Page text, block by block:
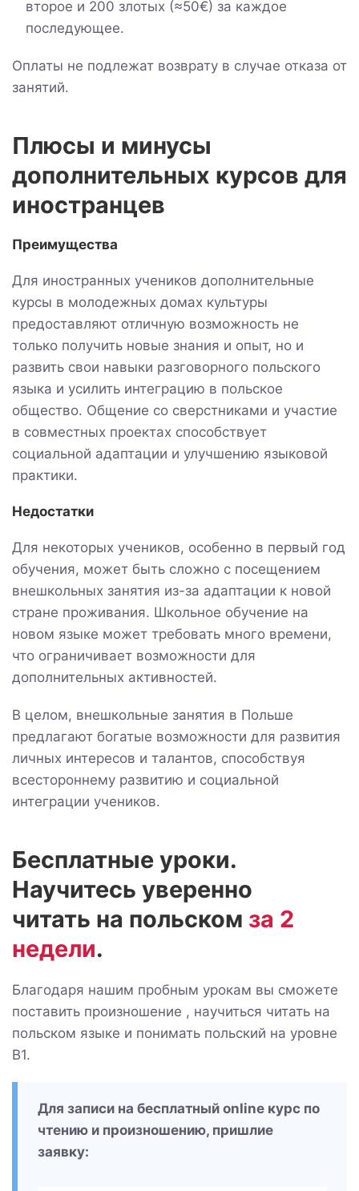
второе и 200 злотых (≈50€) за каждое
последующее.
Оплаты не подлежат возврату в случае отказа от
занятий.
Плюсы и минусы
дополнительных курсов для
иностранцев
Преимущества
Для иностранных учеников дополнительные
курсы в молодежных домах культуры
предоставляют отличную возможность не
только получить новые знания и опыт, но и
развить свои навыки разговорного польского
языка и усилить интеграцию в польское
общество. Общение со сверстниками и участие
в совместных проектах способствует
социальной адаптации и улучшению языковой
практики.
Недостатки
Для некоторых учеников, особенно в первый год
обучения, может быть сложно с посещением
внешкольных занятия из-за адаптации к новой
стране проживания. Школьное обучение на
новом языке может требовать много времени,
что ограничивает возможности для
дополнительных активностей.
В целом, внешкольные занятия в Польше
предлагают богатые возможности для развития
личных интересов и талантов, способствуя
всестороннему развитию и социальной
интеграции учеников.
Бесплатные уроки.
Научитесь уверенно
читать на польском за 2
недели.
Благодаря нашим пробным урокам вы сможете
поставить произношение , научиться читать на
польском языке и понимать польский на уровне
B1.
Для записи на бесплатный online курс по
чтению и произношению, пришлие
заявку: